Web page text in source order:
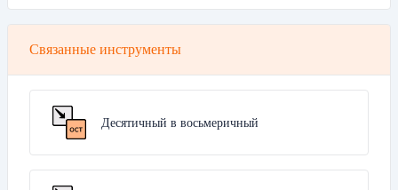
Связанные инструменты
Десятичный в восьмеричный